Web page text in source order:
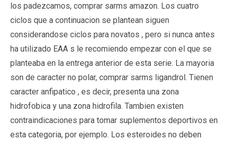
los padezcamos, comprar sarms amazon. Los cuatro
ciclos que a continuacion se plantean siguen
considerandose ciclos para novatos , pero si nunca antes
ha utilizado EAA s le recomiendo empezar con el que se
planteaba en la entrega anterior de esta serie. La mayoria
son de caracter no polar, comprar sarms ligandrol. Tienen
caracter anfipatico , es decir, presenta una zona
hidrofobica y una zona hidrofila. Tambien existen
contraindicaciones para tomar suplementos deportivos en
esta categoria, por ejemplo. Los esteroides no deben